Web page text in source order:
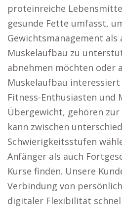
proteinreiche
gesunde Fette umfasst,
Gewichtsmanagement als
Muskelaufbau zu
abnehmen möchten oder
Muskelaufbau
Fitness-Enthusiasten und
Übergewicht, gehören
kann zwischen
Schwierigkeitsstufen
Anfänger als auch
Kurse finden. Unsere
Verbindung von
digitaler Flexibilität